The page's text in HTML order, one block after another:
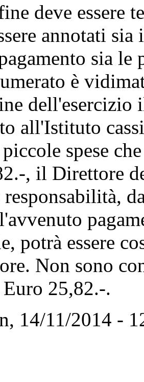
deve essere
annotati
sia le
è
dell'esercizio
all'Istituto
spese
, il Direttore
responsabilità,
potrà essere
Non sono
25,82.-.
14/11/2014 -